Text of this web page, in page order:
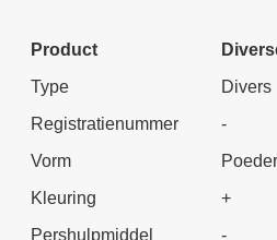
Product
Type
Divers
Registratienummer
-
Vorm
Kleuring
+
Pershulpmiddel
-